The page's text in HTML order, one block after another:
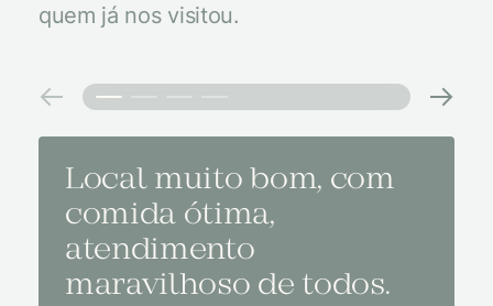
quem já nos visitou.
Local muito bom, com
comida ótima,
atendimento
maravilhoso de todos.